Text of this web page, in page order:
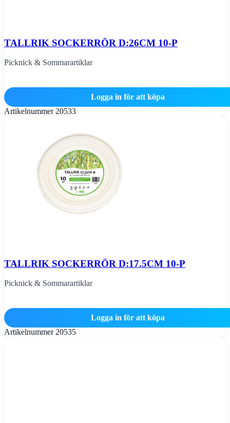
TALLRIK SOCKERRÖR D:26CM 10-P
Picknick & Sommarartiklar
Logga in för att köpa
Artikelnummer 20533
TALLRIK SOCKERRÖR D:17.5CM 10-P
Picknick & Sommarartiklar
Logga in för att köpa
Artikelnummer 20535